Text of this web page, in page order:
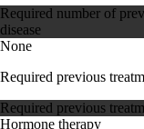
Required number of
disease
None
Required previous
Required previous
Hormone therapy